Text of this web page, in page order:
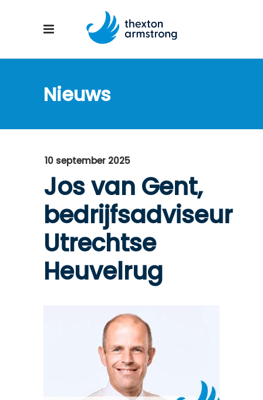
Nieuws
10 september 2025
Jos van Gent,
bedrijfsadviseur
Utrechtse
Heuvelrug